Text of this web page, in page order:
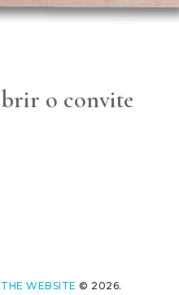
o convite
WEBSITE © 2026.